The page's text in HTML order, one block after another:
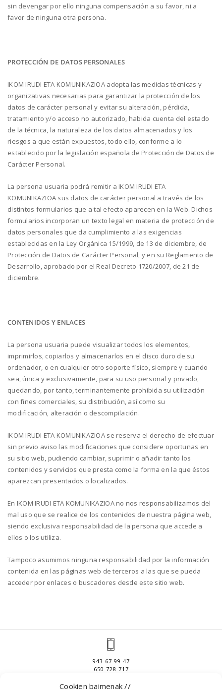
Cookien baimenak //
sin devengar por ello ninguna compensación a su favor, ni a
favor de ninguna otra persona.
PROTECCIÓN DE DATOS PERSONALES
IKOM IRUDI ETA KOMUNIKAZIOA adopta las medidas técnicas y
organizativas necesarias para garantizar la protección de los
datos de carácter personal y evitar su alteración, pérdida,
tratamiento y/o acceso no autorizado, habida cuenta del estado
de la técnica, la naturaleza de los datos almacenados y los
riesgos a que están expuestos, todo ello, conforme a lo
establecido por la legislación española de Protección de Datos de
Carácter Personal.
La persona usuaria podrá remitir a IKOM IRUDI ETA
KOMUNIKAZIOA sus datos de carácter personal a través de los
distintos formularios que a tal efecto aparecen en la Web. Dichos
formularios incorporan un texto legal en materia de protección de
datos personales que da cumplimiento a las exigencias
establecidas en la Ley Orgánica 15/1999, de 13 de diciembre, de
Protección de Datos de Carácter Personal, y en su Reglamento de
Desarrollo, aprobado por el Real Decreto 1720/2007, de 21 de
diciembre.
CONTENIDOS Y ENLACES
La persona usuaria puede visualizar todos los elementos,
imprimirlos, copiarlos y almacenarlos en el disco duro de su
ordenador, o en cualquier otro soporte físico, siempre y cuando
sea, única y exclusivamente, para su uso personal y privado,
quedando, por tanto, terminantemente prohibida su utilización
con fines comerciales, su distribución, así como su
modificación, alteración o descompilación.
IKOM IRUDI ETA KOMUNIKAZIOA se reserva el derecho de efectuar
sin previo aviso las modificaciones que considere oportunas en
su sitio web, pudiendo cambiar, suprimir o añadir tanto los
contenidos y servicios que presta como la forma en la que éstos
aparezcan presentados o localizados.
En IKOM IRUDI ETA KOMUNIKAZIOA no nos responsabilizamos del
mal uso que se realice de los contenidos de nuestra página web,
siendo exclusiva responsabilidad de la persona que accede a
ellos o los utiliza.
Tampoco asumimos ninguna responsabilidad por la información
contenida en las páginas web de terceros a las que se pueda
acceder por enlaces o buscadores desde este sitio web.
943 67 99 47
650 728 717